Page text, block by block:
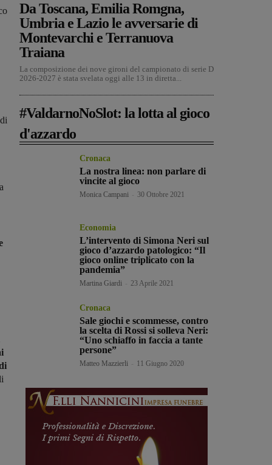
Da Toscana, Emilia Romgna,
Umbria e Lazio le avversarie di
Montevarchi e Terranuova
Traiana
La composizione dei nove gironi del campionato di serie D
2026-2027 è stata svelata oggi alle 13 in diretta...
#ValdarnoNoSlot: la lotta al gioco
d'azzardo
Cronaca
La nostra linea: non parlare di
vincite al gioco
Monica Campani 30 Ottobre 2021
Economia
L’intervento di Simona Neri sul
gioco d’azzardo patologico: “Il
gioco online triplicato con la
pandemia”
Martina Giardi 23 Aprile 2021
Cronaca
Sale giochi e scommesse, contro
la scelta di Rossi si solleva Neri:
“Uno schiaffo in faccia a tante
persone”
Matteo Mazzierli 11 Giugno 2020